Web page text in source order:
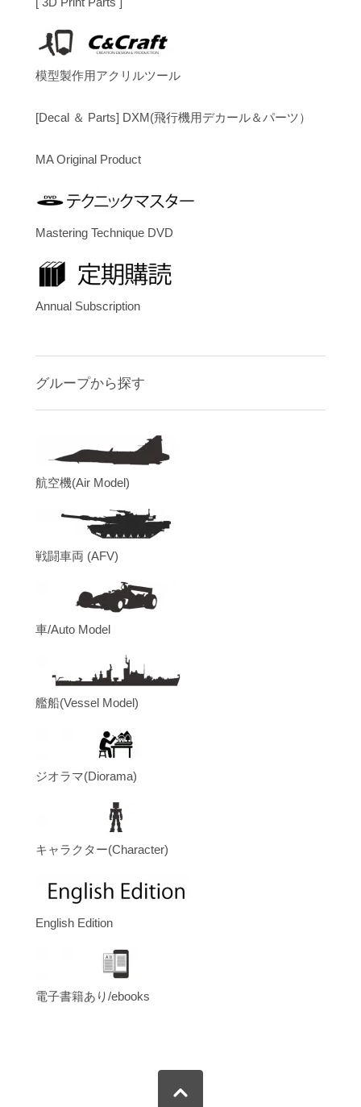
模型製作用アクリルツール
[Decal ＆ Parts] DXM(飛行機用デカール＆パーツ）
MA Original Product
Mastering Technique DVD
Annual Subscription
グループから探す
航空機(Air Model)
戦闘車両 (AFV)
車/Auto Model
艦船(Vessel Model)
ジオラマ(Diorama)
キャラクター(Character)
English Edition
電子書籍あり/ebooks